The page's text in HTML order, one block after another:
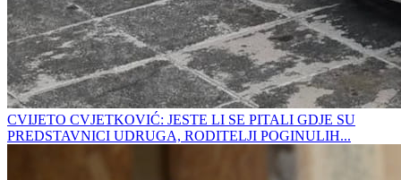
CVIJETO CVJETKOVIĆ: JESTE LI SE PITALI GDJE SU
PREDSTAVNICI UDRUGA, RODITELJI POGINULIH...